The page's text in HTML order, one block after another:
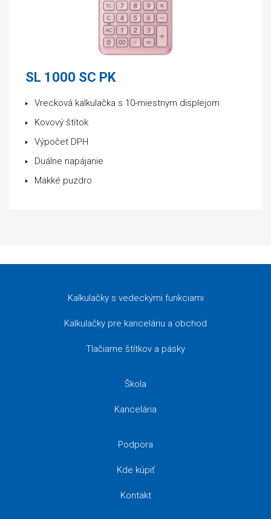
SL 1000 SC PK
Vrecková kalkulačka s 10-miestnym displejom
Kovový štítok
Výpočet DPH
Duálne napájanie
Mäkké puzdro
Kalkulačky s vedeckými funkciami
Kalkulačky pre kanceláriu a obchod
Tlačiarne štítkov a pásky
Škola
Kancelária
Podpora
Kde kúpiť
Kontakt